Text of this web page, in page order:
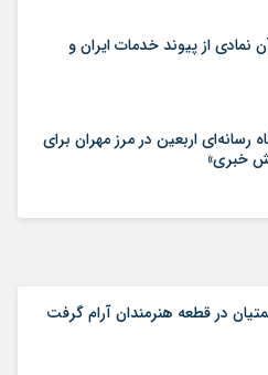
نمادی از پیوند خدمات ایران و
رسانه‌ای اربعین در مرز مهران برای
خبری»
در قطعه هنرمندان آرام گرفت